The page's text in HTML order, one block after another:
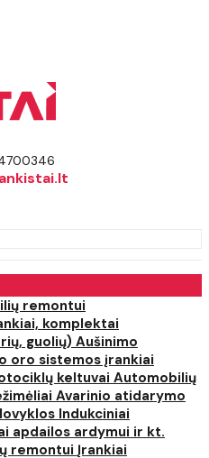
remontui
komplektai
guolių) Aušinimo
oro sistemos įrankiai
keltuvai Automobilių
Avarinio atidarymo
Indukciniai
apdailos ardymui ir kt.
remontui Įrankiai